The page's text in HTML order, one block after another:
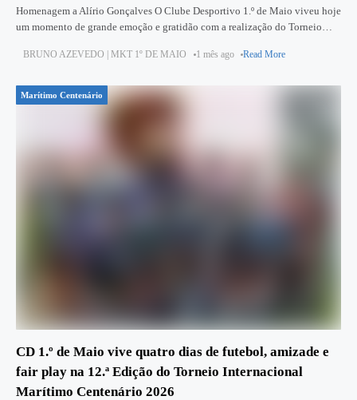
Homenagem a Alírio Gonçalves O Clube Desportivo 1.º de Maio viveu hoje
um momento de grande emoção e gratidão com a realização do Torneio
BRUNO AZEVEDO | MKT 1º DE MAIO 1 mês ago Read More
Marítimo Centenário
CD 1.º de Maio vive quatro dias de futebol, amizade e
fair play na 12.ª Edição do Torneio Internacional
Marítimo Centenário 2026